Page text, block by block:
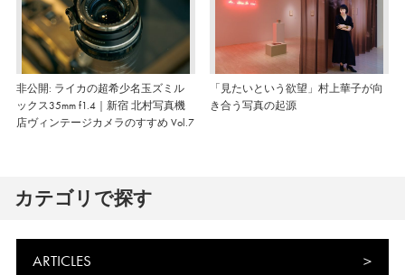
非公開: ライカの超希少名玉ズミル
ックス35mm f1.4｜新宿 北村写真機
店ヴィンテージカメラのすすめ Vol.7
「見たいという欲望」村上華子が向
き合う写真の起源
カテゴリで探す
ARTICLES